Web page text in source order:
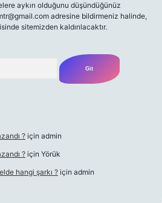
aykırı olduğunu düşündüğünüz
adresine bildirmeniz halinde,
sitemizden kaldırılacaktır.
? için admin
? için Yörük
hangi şarkı ? için admin